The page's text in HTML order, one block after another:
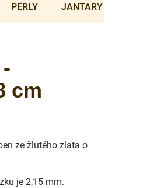
PERLY JANTARY
ze žlutého zlata o
je 2,15 mm.
cm